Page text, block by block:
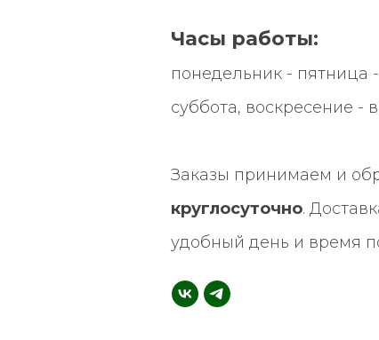
Часы работы:
понедельник - пятница -
суббота, воскресение -
Заказы принимаем и
круглосуточно.
удобный день и время